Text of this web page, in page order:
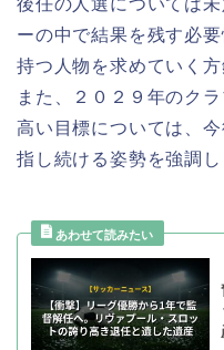
後任の人選については
ーの中で結果を残す必
持つ人物を求めていく方
また、２０２９年のク
高い目標については、
指し続ける姿勢を強調し